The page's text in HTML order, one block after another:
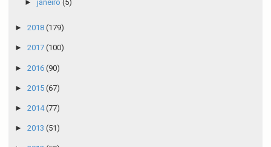
► janeiro (5)
► 2018 (179)
► 2017 (100)
► 2016 (90)
► 2015 (67)
► 2014(77)
► 2013 (51)